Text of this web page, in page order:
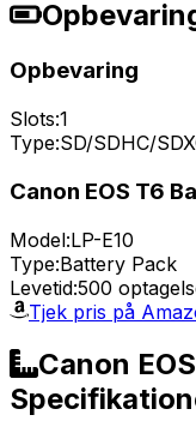
Opbevaring
Slots:1
Type:SD/SDHC/
Canon EOS T6
Model:LP-E10
Type:Battery Pack
Levetid:500
Tjek pris på
Canon